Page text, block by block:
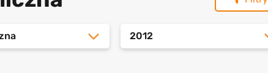
2012